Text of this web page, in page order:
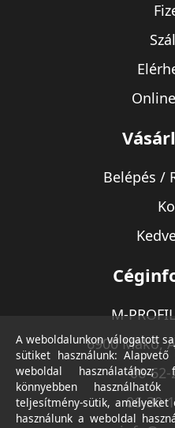
Belépés /
M-
6900 Makó,
06-
06-30-
A weboldalunkon válogatott
sütiket használunk:
weboldal használatához;
könnyebben
teljesítmény-sütik,
használunk a weboldal